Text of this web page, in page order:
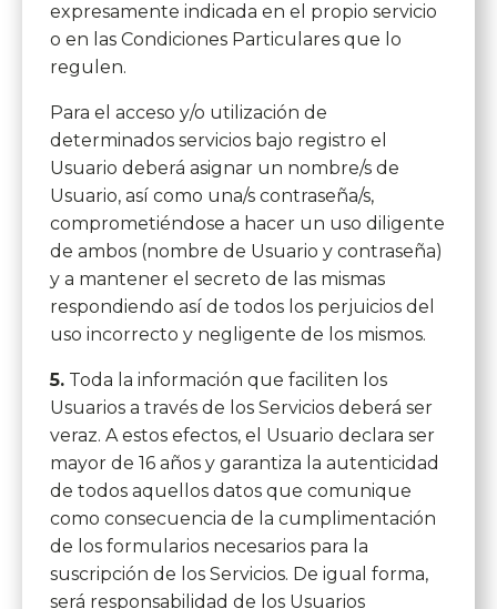
expresamente indicada en el propio servicio
o en las Condiciones Particulares que lo
regulen.
Para el acceso y/o utilización de
determinados servicios bajo registro el
Usuario deberá asignar un nombre/s de
Usuario, así como una/s contraseña/s,
comprometiéndose a hacer un uso diligente
de ambos (nombre de Usuario y contraseña)
y a mantener el secreto de las mismas
respondiendo así de todos los perjuicios del
uso incorrecto y negligente de los mismos.
5. Toda la información que faciliten los
Usuarios a través de los Servicios deberá ser
veraz. A estos efectos, el Usuario declara ser
mayor de 16 años y garantiza la autenticidad
de todos aquellos datos que comunique
como consecuencia de la cumplimentación
de los formularios necesarios para la
suscripción de los Servicios. De igual forma,
será responsabilidad de los Usuarios